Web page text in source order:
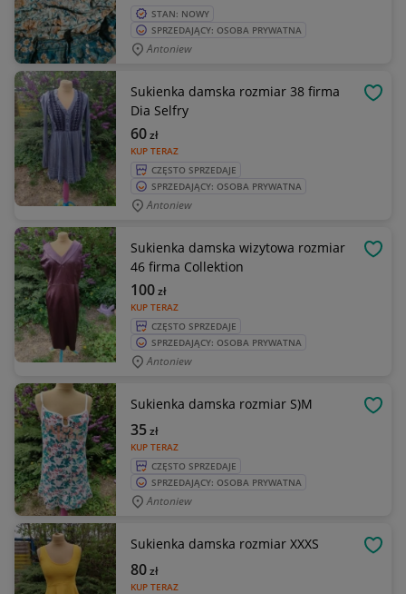
STAN: NOWY
SPRZEDAJĄCY: OSOBA PRYWATNA
Antoniew
Sukienka damska rozmiar 38 firma
Dia Selfry
KUP TERAZ
60zł
CZĘSTO SPRZEDAJE
SPRZEDAJĄCY: OSOBA PRYWATNA
Antoniew
Sukienka damska wizytowa rozmiar
46 firma Collektion
KUP TERAZ
100zł
CZĘSTO SPRZEDAJE
SPRZEDAJĄCY: OSOBA PRYWATNA
Antoniew
Sukienka damska rozmiar S)M
KUP TERAZ
35zł
CZĘSTO SPRZEDAJE
SPRZEDAJĄCY: OSOBA PRYWATNA
Antoniew
Sukienka damska rozmiar XXXS
KUP TERAZ
80zł